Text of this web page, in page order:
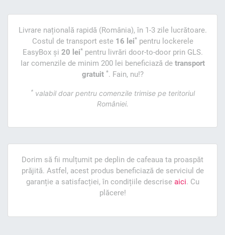
Livrare națională rapidă (România), în 1-3 zile lucrătoare.
Costul de transport este 16 lei* pentru lockerele
EasyBox și 20 lei* pentru livrări door-to-door prin GLS.
Iar comenzile de minim 200 lei beneficiază de transport
gratuit *. Fain, nu!?
*valabil doar pentru comenzile trimise pe teritoriul
României.
Dorim să fii mulțumit pe deplin de cafeaua ta proaspăt
prăjită. Astfel, acest produs beneficiază de serviciul de
garanție a satisfacției, în condițiile descrise aici. Cu
plăcere!